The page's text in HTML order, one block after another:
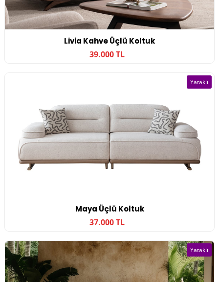
Livia Kahve Üçlü Koltuk
39.000 TL
Maya Üçlü Koltuk
37.000 TL
Yataklı
Yataklı